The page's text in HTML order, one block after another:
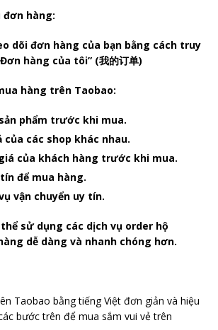
đơn hàng:
dõi đơn hàng của bạn bằng cách truy
hàng của tôi” (我的订单)
hàng trên Taobao:
phẩm trước khi mua.
của các shop khác nhau.
của khách hàng trước khi mua.
để mua hàng.
vận chuyển uy tín.
sử dụng các dịch vụ order hộ
dễ dàng và nhanh chóng hơn.
Taobao bằng tiếng Việt đơn giản và hiệu
bước trên để mua sắm vui vẻ trên